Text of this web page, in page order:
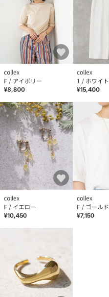
collex
F / アイボリー
¥8,800
collex
1 / ホワイト
¥15,400
collex
F / イエロー
¥10,450
collex
F / ゴールド
¥7,150